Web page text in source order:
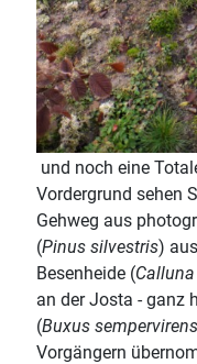
und noch eine
Vordergrund sehen
Gehweg aus
(Pinus silvestris)
Besenheide (
an der Josta - ganz
(Buxus sempervirens
Vorgängern